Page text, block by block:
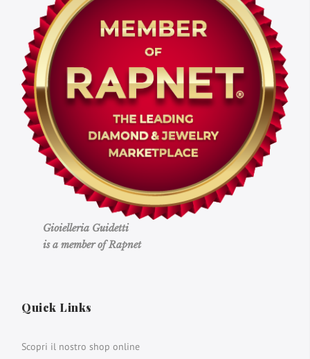
Gioielleria Guidetti
is a member of Rapnet
Quick Links
Scopri il nostro shop online